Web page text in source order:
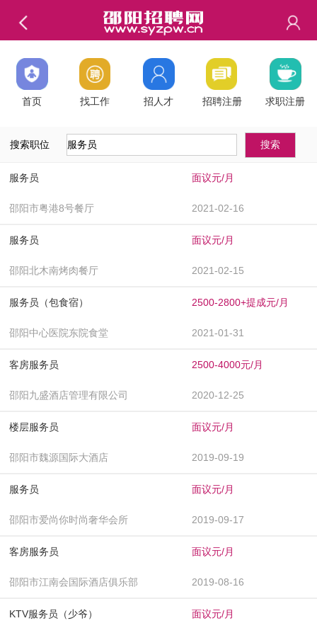
首页 找工作 招人才 招聘注册 求职注册
搜索职位
服务员 面议元/月
邵阳市粤港8号餐厅 2021-02-16
服务员 面议元/月
邵阳北木南烤肉餐厅 2021-02-15
服务员（包食宿） 2500-2800+提成元/月
邵阳中心医院东院食堂 2021-01-31
客房服务员 2500-4000元/月
邵阳九盛酒店管理有限公司 2020-12-25
楼层服务员 面议元/月
邵阳市魏源国际大酒店 2019-09-19
服务员 面议元/月
邵阳市爱尚你时尚奢华会所 2019-09-17
客房服务员 面议元/月
邵阳市江南会国际酒店俱乐部 2019-08-16
KTV服务员（少爷） 面议元/月